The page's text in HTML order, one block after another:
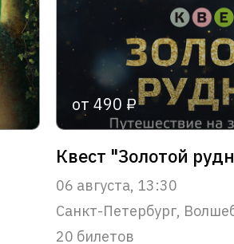
от 490 ₽
Квест "Золотой
06 августа, 13:30
Санкт-Петербург,
20 билетов